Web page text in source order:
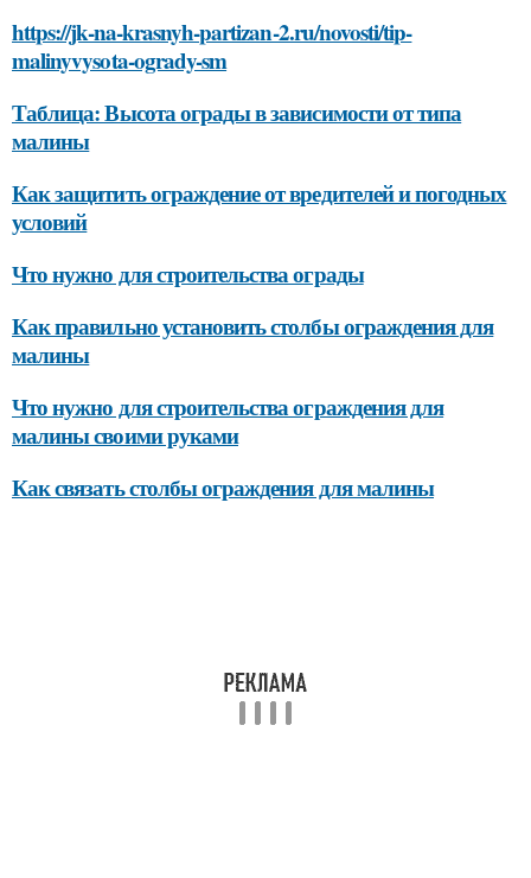
https://jk-na-krasnyh-partizan-2.ru/novosti/tip-
malinyvysota-ogrady-sm
Таблица: Высота ограды в зависимости от типа
малины
Как защитить ограждение от вредителей и погодных
условий
Что нужно для строительства ограды
Как правильно установить столбы ограждения для
малины
Что нужно для строительства ограждения для
малины своими руками
Как связать столбы ограждения для малины